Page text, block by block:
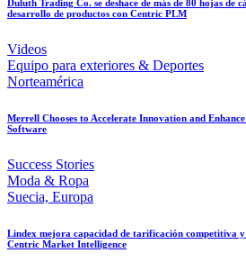
Duluth Trading Co. se deshace de más de 80 hojas de
desarrollo de productos con Centric PLM
Videos
Equipo para exteriores & Deportes
Norteamérica
Merrell Chooses to Accelerate Innovation and
Software
Success Stories
Moda & Ropa
Suecia, Europa
Lindex mejora capacidad de tarificación competitiva
Centric Market Intelligence